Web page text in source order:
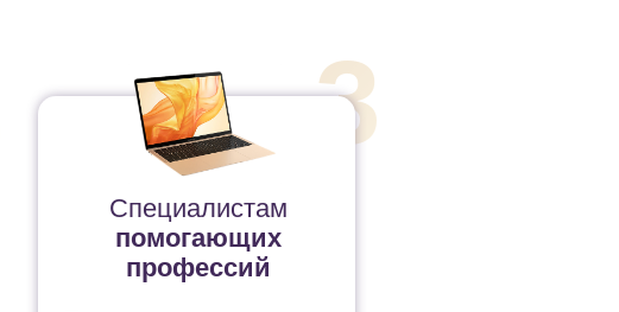
Специалистам
помогающих
профессий
3